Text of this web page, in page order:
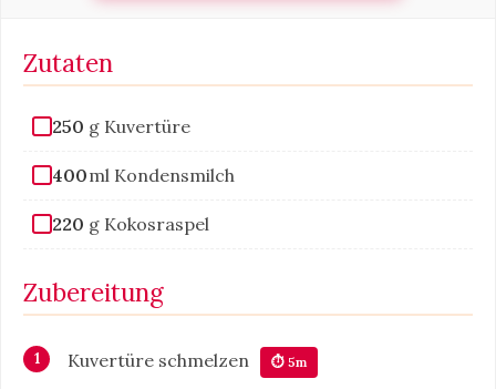
Zutaten
250 g Kuvertüre
400ml Kondensmilch
220 g Kokosraspel
Zubereitung
Kuvertüre schmelzen ⏱ 5m